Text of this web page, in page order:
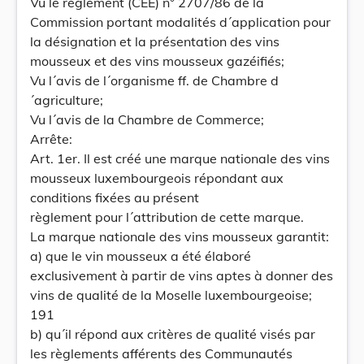
Commission portant modalités d´application pour
la désignation et la présentation des vins
mousseux et des vins mousseux gazéifiés;
Vu l´avis de l´organisme ff. de Chambre d
´agriculture;
Vu l´avis de la Chambre de Commerce;
Arrête:
Art. 1er. Il est créé une marque nationale des vins
mousseux luxembourgeois répondant aux
conditions fixées au présent
règlement pour l´attribution de cette marque.
La marque nationale des vins mousseux garantit:
a) que le vin mousseux a été élaboré
exclusivement à partir de vins aptes à donner des
vins de qualité de la Moselle luxembourgeoise;
191
b) qu´il répond aux critères de qualité visés par
les règlements afférents des Communautés